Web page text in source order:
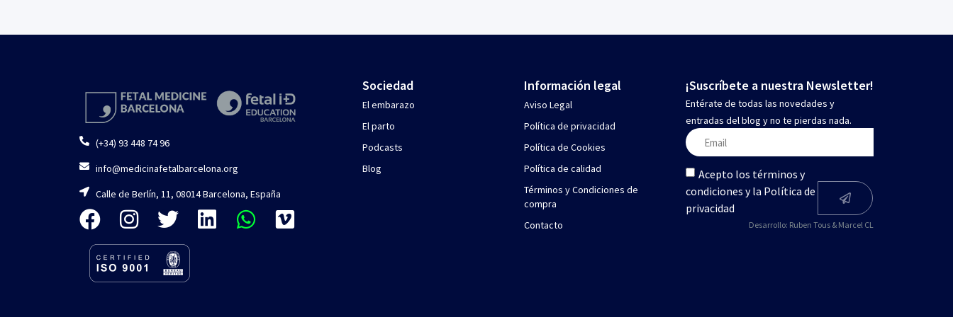
(+34) 93 448 74 96
info@medicinafetalbarcelona.org
Calle de Berlín, 11, 08014 Barcelona, España
Sociedad
El embarazo
El parto
Podcasts
Blog
Información legal
Aviso Legal
Política de privacidad
Política de Cookies
Política de calidad
Términos y Condiciones de
compra
Contacto
¡Suscríbete a nuestra Newsletter!
Entérate de todas las novedades y
entradas del blog y no te pierdas nada.
Acepto los términos y
condiciones y la Política de
privacidad
Desarrollo: Ruben Tous & Marcel CL